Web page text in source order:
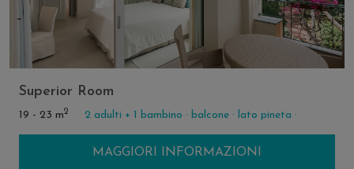
Superior Room
19 - 23 m2 2 adulti + 1 bambino · balcone · lato pineta ·
MAGGIORI INFORMAZIONI